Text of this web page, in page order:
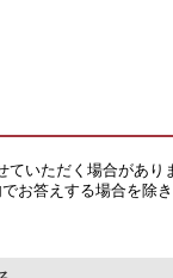
いただく場合があり
答えする場合を除